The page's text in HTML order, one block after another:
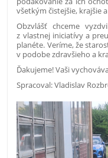
všetkým čistejšie, krajšie
Obzvlášť chceme
z vlastnej iniciatívy a
planéte. Veríme, že
v podobe zdravšieho a
Ďakujeme! Vaši
Spracoval: Vladislav